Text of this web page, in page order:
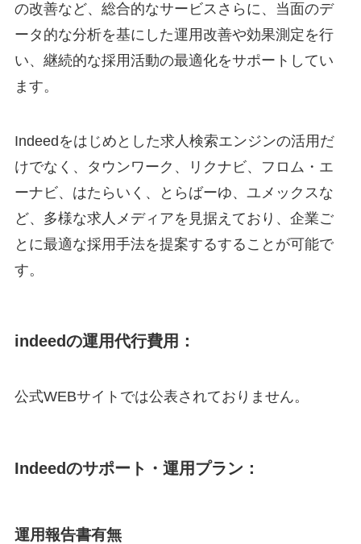
の改善など、総合的なサービスさらに、当面のデ
ータ的な分析を基にした運用改善や効果測定を行
い、継続的な採用活動の最適化をサポートしてい
ます。
Indeedをはじめとした求人検索エンジンの活用だ
けでなく、タウンワーク、リクナビ、フロム・エ
ーナビ、はたらいく、とらばーゆ、ユメックスな
ど、多様な求人メディアを見据えており、企業ご
とに最適な採用手法を提案するすることが可能で
す。
indeedの運用代行費用：
公式WEBサイトでは公表されておりません。
Indeedのサポート・運用プラン：
運用報告書有無